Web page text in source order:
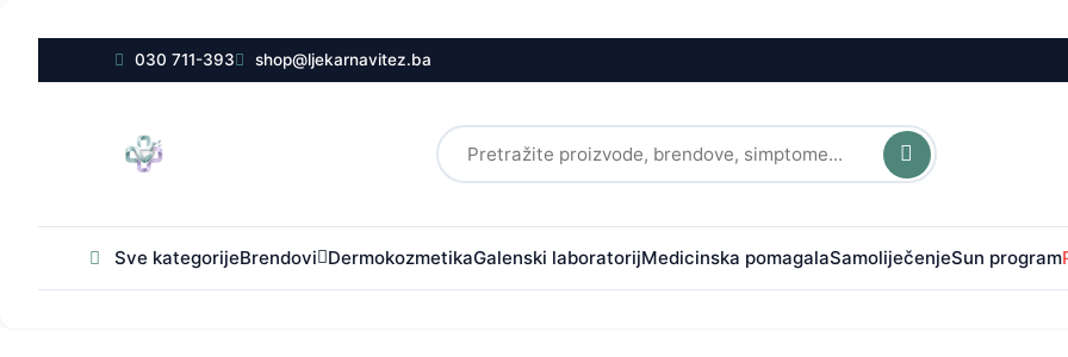
030 711-393 shop@ljekarnavitez.ba
Sve kategorijeBrendovi DermokozmetikaGalenski laboratorijMedicinska pomagalaSamoliječenjeSun program